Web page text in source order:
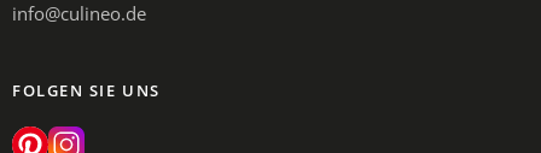
info@culineo.de
FOLGEN SIE UNS